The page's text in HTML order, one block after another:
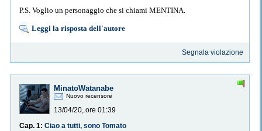
P.S. Voglio un personaggio che si chiami MENTINA.
Leggi la risposta dell'autore
Segnala violazione
MinatoWatanabe
Nuovo recensore
13/04/20, ore 01:39
Cap. 1: Ciao a tutti, sono Tomato